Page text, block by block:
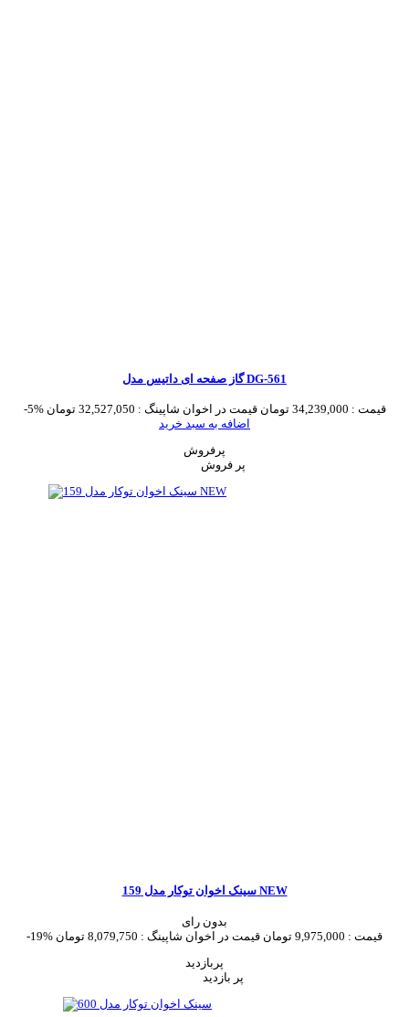
گاز صفحه ای داتیس مدل DG-561
-5% قیمت : 34,239,000 تومان قیمت در اخوان شاپینگ : 32,527,050 تومان
اضافه به سبد خرید
پرفروش
سینک اخوان توکار مدل 159 NEW
بدون رای
-19%
قیمت : 9,975,000 تومان قیمت در اخوان شاپینگ : 8,079,750 تومان
پربازدید
پر بازدید